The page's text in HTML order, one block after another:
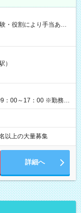
い）オプションあ
ほどで給与の一部を受け
憩1時間） 時給1,300円
役割により時給＋100
休憩なし） 時給1,300
＋交通費 【試用期
）
：00～17：00 ※勤務時
以上の大量募集
詳細へ